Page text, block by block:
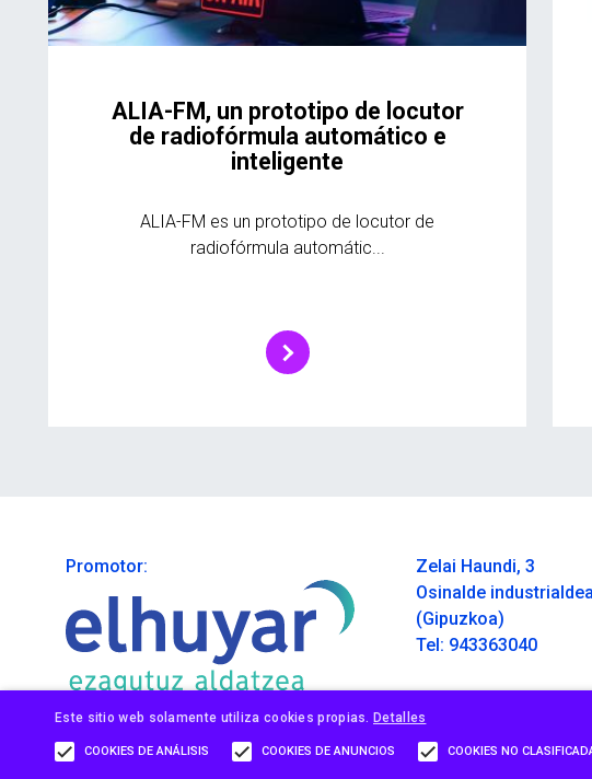
ALIA-FM, un prototipo de locutor
de radiofórmula automático e
inteligente
ALIA-FM es un prototipo de locutor de
radiofórmula automátic...
Promotor:
Zelai Haundi, 3
Osinalde
(Gipuzkoa)
Tel: 943363040
Este sitio web solamente utiliza cookies propias. Detalles
COOKIES DE ANÁLISIS COOKIES DE ANUNCIOS COOKIES NO